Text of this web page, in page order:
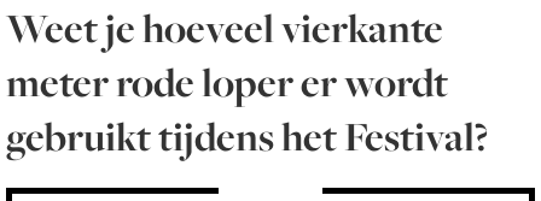
Weet je hoeveel vierkante
meter rode loper er wordt
gebruikt tijdens het Festival?